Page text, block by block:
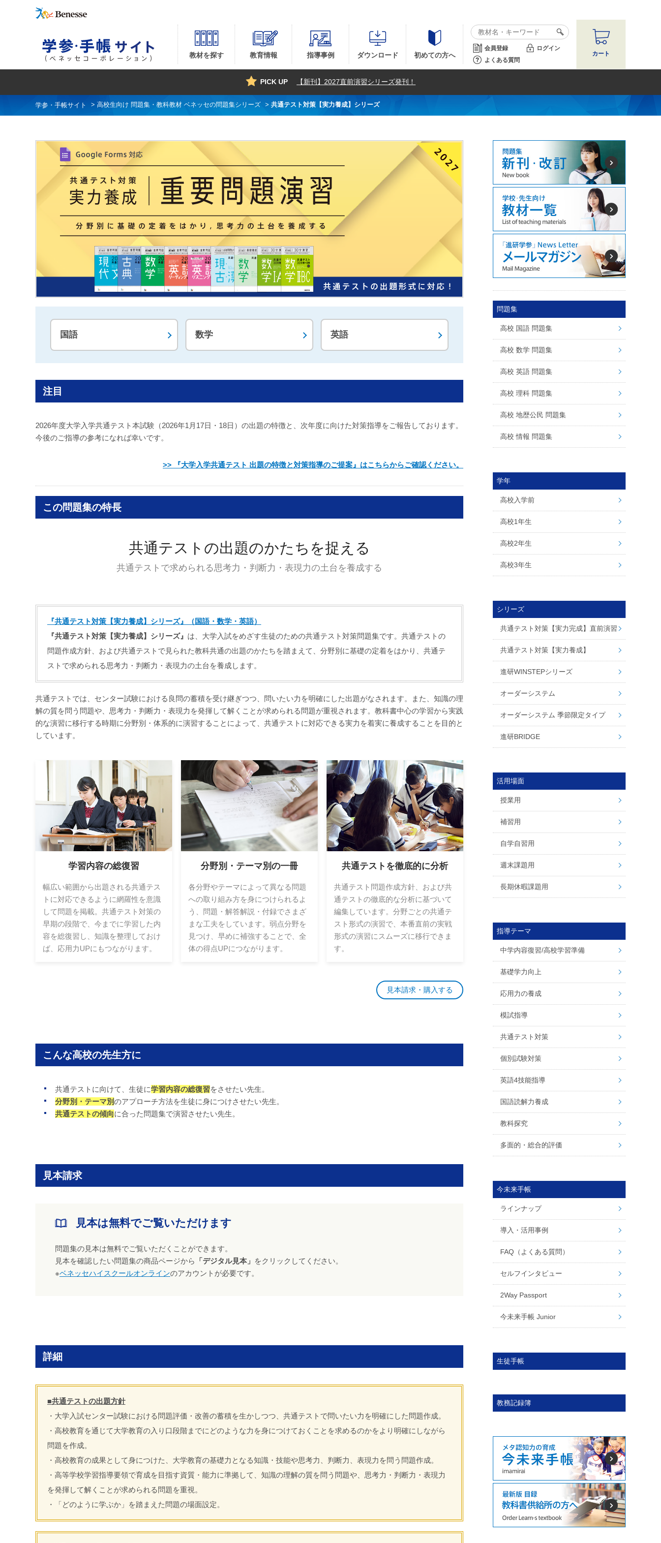
教材を探す 教育情報 指導事例 ダウンロード 初めての方へ
会員登録
ログイン
よくある質問
カート
PICK UP 【新刊】2027直前演習シリーズ発刊！
> 高校生向け 問題集・教科教材 ベネッセの問題集シリーズ > 共通テスト対策【実力養成】シリーズ
問題集
高校 国語 問題集
高校 数学 問題集
高校 英語 問題集
高校 理科 問題集
高校 地歴公民 問題集
高校 情報 問題集
学年
高校入学前
高校1年生
高校2年生
高校3年生
シリーズ
共通テスト対策【実力完成】直前演習
共通テスト対策【実力養成】
進研WINSTEPシリーズ
オーダーシステム
オーダーシステム 季節限定タイプ
進研BRIDGE
活用場面
授業用
補習用
自学自習用
週末課題用
長期休暇課題用
指導テーマ
中学内容復習/高校学習準備
基礎学力向上
応用力の養成
模試指導
共通テスト対策
個別試験対策
英語4技能指導
国語読解力養成
教科探究
多面的・総合的評価
今未来手帳
ラインナップ
導入・活用事例
FAQ（よくある質問）
セルフインタビュー
2Way Passport
今未来手帳 Junior
生徒手帳
教務記録簿
国語 数学 英語
注目
2026年度大学入学共通テスト本試験（2026年1月17日・18日）の出題の特徴と、次年度に向けた対策指導をご報告しております。
今後のご指導の参考になれば幸いです。
>> 『大学入学共通テスト 出題の特徴と対策指導のご提案』はこちらからご確認ください。
この問題集の特長
共通テストの出題のかたちを捉える
共通テストで求められる思考力・判断力・表現力の土台を養成する
『共通テスト対策【実力養成】シリーズ』（国語・数学・英語）
『共通テスト対策【実力養成】シリーズ』 は、大学入試をめざす生徒のための共通テスト対策問題集です。共通テストの
問題作成方針、および共通テストで見られた教科共通の出題のかたちを踏まえて、分野別に基礎の定着をはかり、共通テ
ストで求められる思考力・判断力・表現力の土台を養成します。
共通テストでは、センター試験における良問の蓄積を受け継ぎつつ、問いたい力を明確にした出題がなされます。また、知識の理
解の質を問う問題や、思考力・判断力・表現力を発揮して解くことが求められる問題が重視されます。教科書中心の学習から実践
的な演習に移行する時期に分野別・体系的に演習することによって、共通テストに対応できる実力を着実に養成することを目的と
しています。
学習内容の総復習
幅広い範囲から出題される共通テス
トに対応できるように網羅性を意識
して問題を掲載。共通テスト対策の
早期の段階で、今までに学習した内
容を総復習し、知識を整理しておけ
ば、応用力UPにもつながります。
分野別・テーマ別の一冊
各分野やテーマによって異なる問題
への取り組み方を身につけられるよ
う、問題・解答解説・付録でさまざ
まな工夫をしています。弱点分野を
見つけ、早めに補強することで、全
体の得点UPにつながります。
共通テストを徹底的に分析
共通テスト問題作成方針、および共
通テストの徹底的な分析に基づいて
編集しています。分野ごとの共通テ
スト形式の演習で、本番直前の実戦
形式の演習にスムーズに移行できま
す。
見本請求・購入する
こんな高校の先生方に
共通テストに向けて、生徒に学習内容の総復習をさせたい先生。
分野別・テーマ別のアプローチ方法を生徒に身につけさせたい先生。
共通テストの傾向に合った問題集で演習させたい先生。
見本請求
見本は無料でご覧いただけます
問題集の見本は無料でご覧いただくことができます。
見本を確認したい問題集の商品ページから
「デジタル見本」 をクリックしてください。
※ベネッセハイスクールオンラインのアカウントが必要です。
詳細
■共通テストの出題方針
・大学入試センター試験における問題評価・改善の蓄積を生かしつつ、共通テストで問いたい力を明確にした問題作成。
・高校教育を通じて大学教育の入り口段階までにどのような力を身につけておくことを求めるのかをより明確にしながら
問題を作成。
・高校教育の成果として身につけた、大学教育の基礎力となる知識・技能や思考力、判断力、表現力を問う問題作成。
・高等学校学習指導要領で育成を目指す資質・能力に準拠して、知識の理解の質を問う問題や、思考力・判断力・表現力
を発揮して解くことが求められる問題を重視。
・「どのように学ぶか」を踏まえた問題の場面設定。